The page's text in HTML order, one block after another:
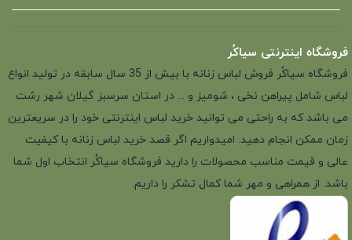
فروشگاه اینترنتی سیاکُر
فروشگاه سیاکُر فروش لباس زنانه با بیش از 35 سال سابقه در تولید انواع
لباس شامل پیراهن نخی ، شومیز و ... در استان سرسبز گیلان شهر رشت
می باشد که به راحتی می توانید خرید لباس اینترنتی خود را در سریعترین
زمان ممکن انجام دهید. امیدواریم اگر قصد خرید لباس زنانه با کیفیت
عالی و قیمت مناسب محصولات را دارید فروشگاه سیاکُر انتخاب اول شما
باشد. از همراهی و مهر شما کمال تشکر را داریم.